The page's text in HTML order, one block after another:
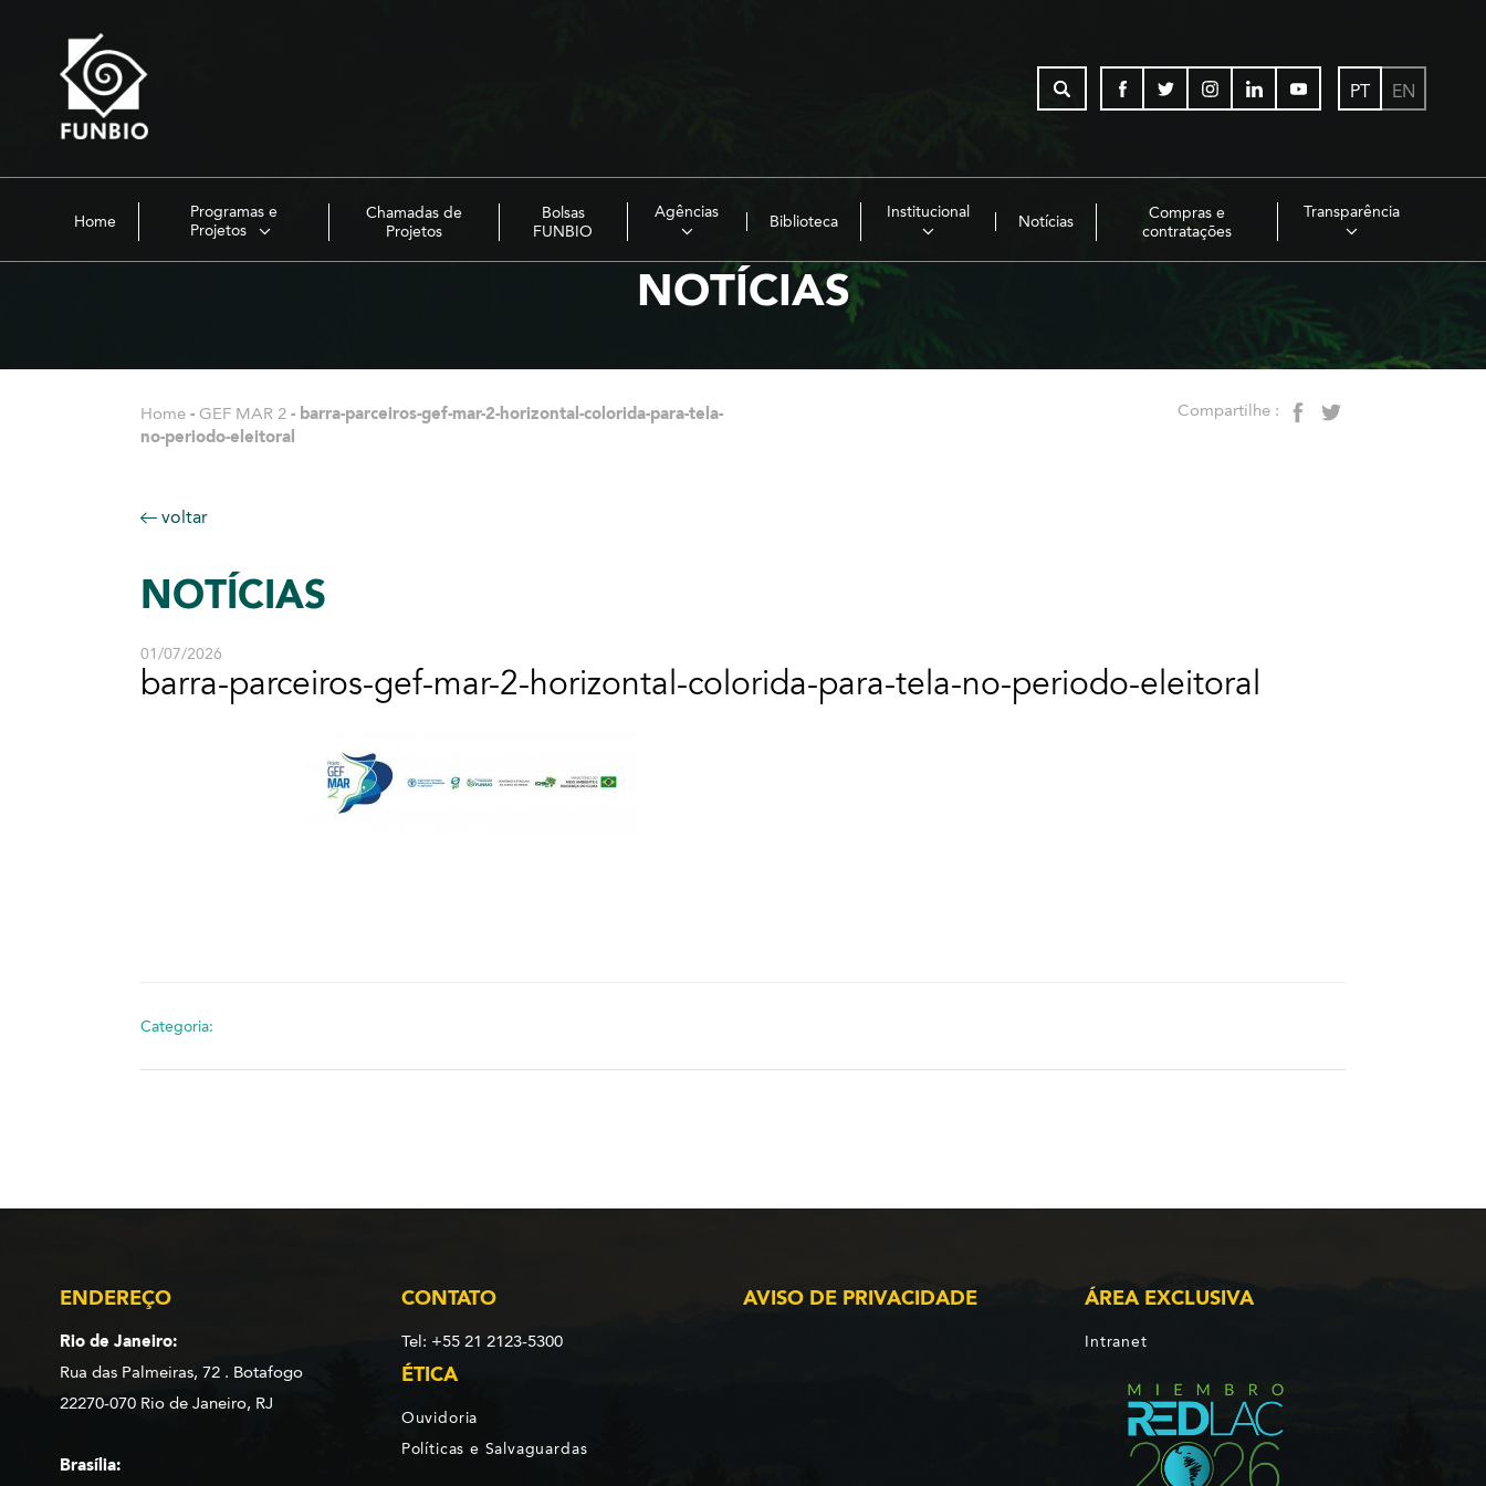
PT EN
Home
Programas e
Projetos
Chamadas de
Projetos
Bolsas
FUNBIO
Agências
Biblioteca
Institucional
Notícias
Compras e
contratações
Transparência
NOTÍCIAS
Home - GEF MAR 2 - barra-parceiros-gef-mar-2-horizontal-colorida-para-tela-
no-periodo-eleitoral
Compartilhe :
voltar
NOTÍCIAS
01/07/2026
barra-parceiros-gef-mar-2-horizontal-colorida-para-tela-no-periodo-eleitoral
Categoria:
ENDEREÇO
Rio de Janeiro:
Rua das Palmeiras, 72 . Botafogo
22270-070 Rio de Janeiro, RJ
Brasília:
CONTATO
Tel: +55 21 2123-5300
AVISO DE PRIVACIDADE ÁREA EXCLUSIVA
Intranet
ÉTICA
Ouvidoria
Políticas e Salvaguardas